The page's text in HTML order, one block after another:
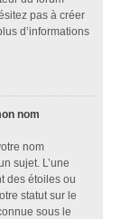
pas à créer
d’informations
nom
nom
sujet. L’une
des étoiles ou
statut sur le
sous le